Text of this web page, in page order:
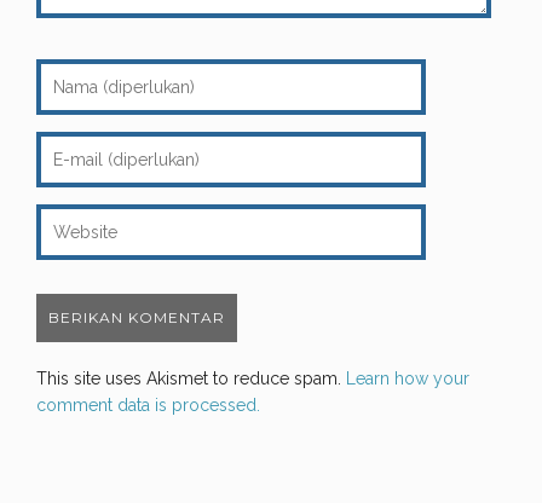
This site uses Akismet to reduce spam.
Learn how your
comment data is processed.